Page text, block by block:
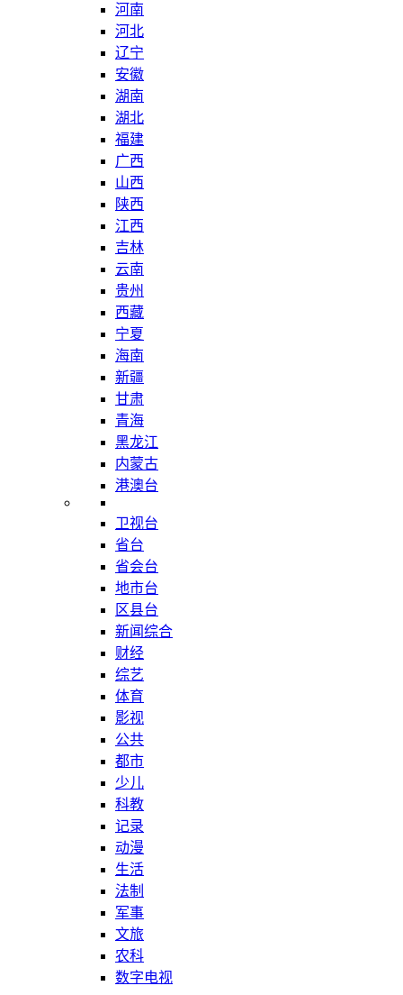
河南
河北
辽宁
安徽
湖南
湖北
福建
广西
山西
陕西
江西
吉林
云南
贵州
西藏
宁夏
海南
新疆
甘肃
青海
黑龙江
内蒙古
港澳台
卫视台
省台
省会台
地市台
区县台
新闻综合
财经
综艺
体育
影视
公共
都市
少儿
科教
记录
动漫
生活
法制
军事
文旅
农科
数字电视